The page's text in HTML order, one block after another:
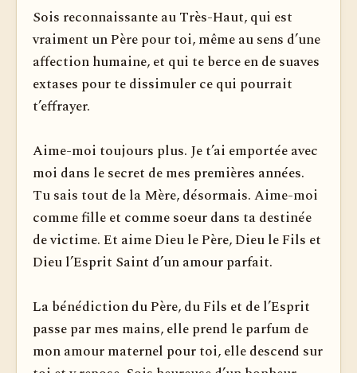
Sois reconnaissante au Très-Haut, qui est
vraiment un Père pour toi, même au sens d’une
affection humaine, et qui te berce en de suaves
extases pour te dissimuler ce qui pourrait
t’effrayer.
Aime-moi toujours plus. Je t’ai emportée avec
moi dans le secret de mes premières années.
Tu sais tout de la Mère, désormais. Aime-moi
comme fille et comme soeur dans ta destinée
de victime. Et aime Dieu le Père, Dieu le Fils et
Dieu l’Esprit Saint d’un amour parfait.
La bénédiction du Père, du Fils et de l’Esprit
passe par mes mains, elle prend le parfum de
mon amour maternel pour toi, elle descend sur